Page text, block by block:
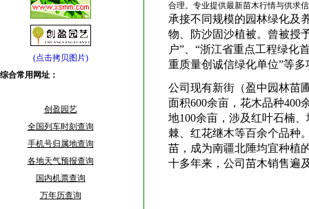
合理。专业提供最新苗木行情与供求
承接不同规模的园林绿化及
物、防沙固沙植被。曾被授
户”、“浙江省重点工程绿化
重质量创诚信绿化单位”等多
公司现有新街（盈中园林苗
面积600余亩，花木品种400
地100余亩，涉及红叶石楠
棘、红花继木等百余个品种
苗，成为南疆北陲均宜种植
十多年来，公司苗木销售遍
(点击拷贝图片)
综合常用网址：
创盈园艺
全国列车时刻查询
手机号归属地查询
各地天气预报查询
国内机票查询
万年历查询